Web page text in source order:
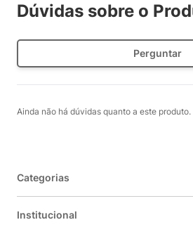
Dúvidas sobre o
Perguntar
Ainda não há dúvidas quanto a este produto.
Categorias
Institucional